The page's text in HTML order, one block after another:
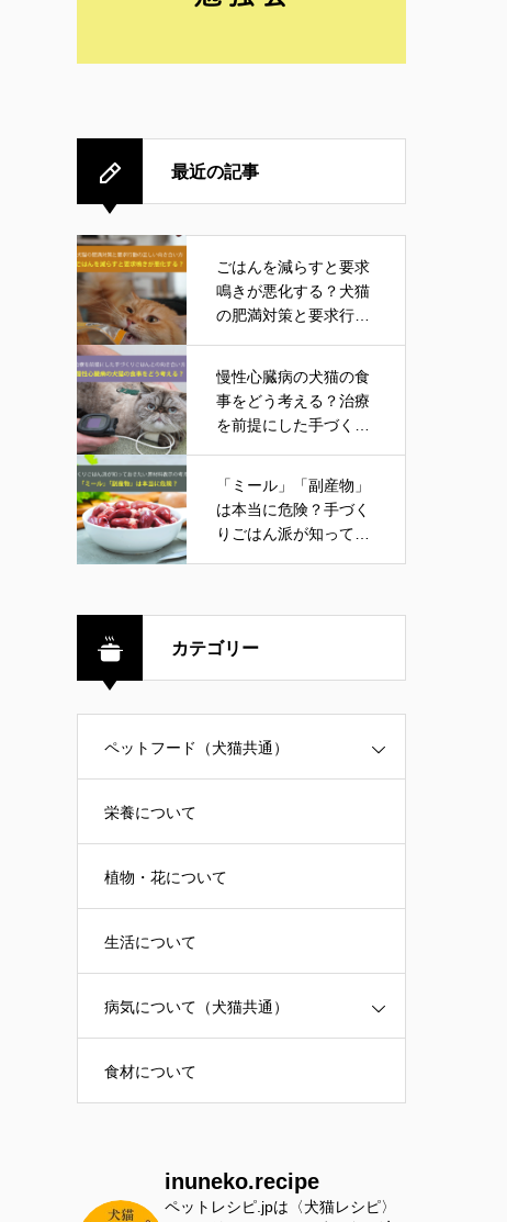
最近の記事
ごはんを減らすと要求
鳴きが悪化する？犬猫
の肥満対策と要求行動
慢性心臓病の犬猫の食
事をどう考える？治療
を前提にした手づくり
「ミール」「副産物」
は本当に危険？手づく
りごはん派が知ってお
カテゴリー
ペットフード（犬猫共通）
栄養について
植物・花について
生活について
病気について（犬猫共通）
食材について
inuneko.recipe
ペットレシピ.jpは〈犬猫レシピ〉